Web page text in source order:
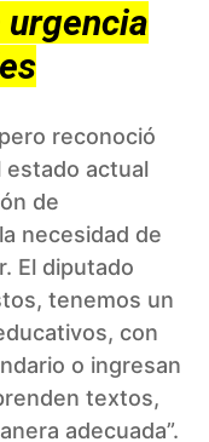
urgencia
reconoció
estado actual
de
necesidad de
El diputado
tenemos un
con
o ingresan
textos,
adecuada”.